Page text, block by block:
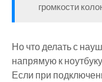
громкости
Но что делать с
напрямую к
Если при